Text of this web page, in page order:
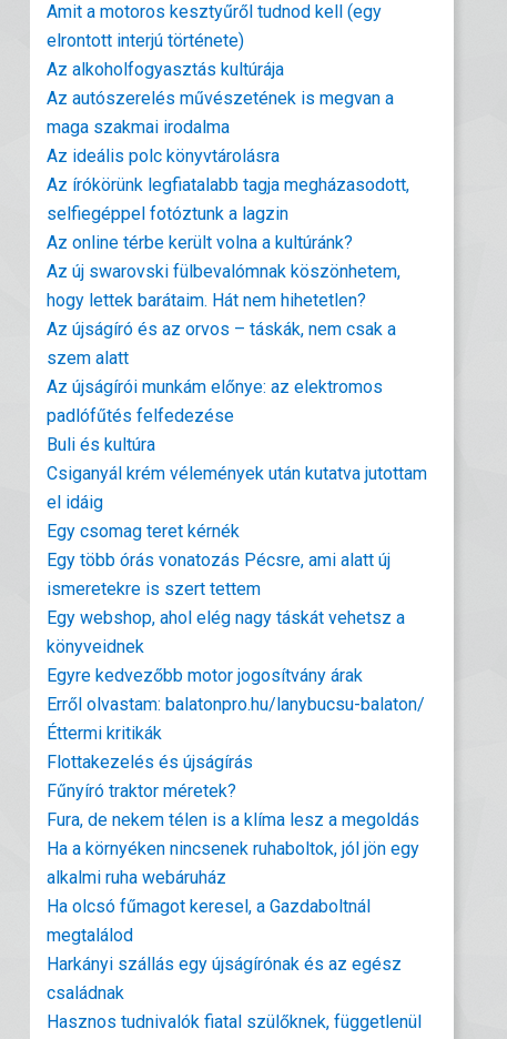
Amit a motoros kesztyűről tudnod kell (egy
elrontott interjú története)
Az alkoholfogyasztás kultúrája
Az autószerelés művészetének is megvan a
maga szakmai irodalma
Az ideális polc könyvtárolásra
Az írókörünk legfiatalabb tagja megházasodott,
selfiegéppel fotóztunk a lagzin
Az online térbe került volna a kultúránk?
Az új swarovski fülbevalómnak köszönhetem,
hogy lettek barátaim. Hát nem hihetetlen?
Az újságíró és az orvos – táskák, nem csak a
szem alatt
Az újságírói munkám előnye: az elektromos
padlófűtés felfedezése
Buli és kultúra
Csiganyál krém vélemények után kutatva jutottam
el idáig
Egy csomag teret kérnék
Egy több órás vonatozás Pécsre, ami alatt új
ismeretekre is szert tettem
Egy webshop, ahol elég nagy táskát vehetsz a
könyveidnek
Egyre kedvezőbb motor jogosítvány árak
Erről olvastam: balatonpro.hu/lanybucsu-balaton/
Éttermi kritikák
Flottakezelés és újságírás
Fűnyíró traktor méretek?
Fura, de nekem télen is a klíma lesz a megoldás
Ha a környéken nincsenek ruhaboltok, jól jön egy
alkalmi ruha webáruház
Ha olcsó fűmagot keresel, a Gazdaboltnál
megtalálod
Harkányi szállás egy újságírónak és az egész
családnak
Hasznos tudnivalók fiatal szülőknek, függetlenül